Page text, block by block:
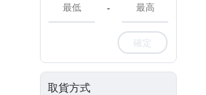
-
確定
取貨方式